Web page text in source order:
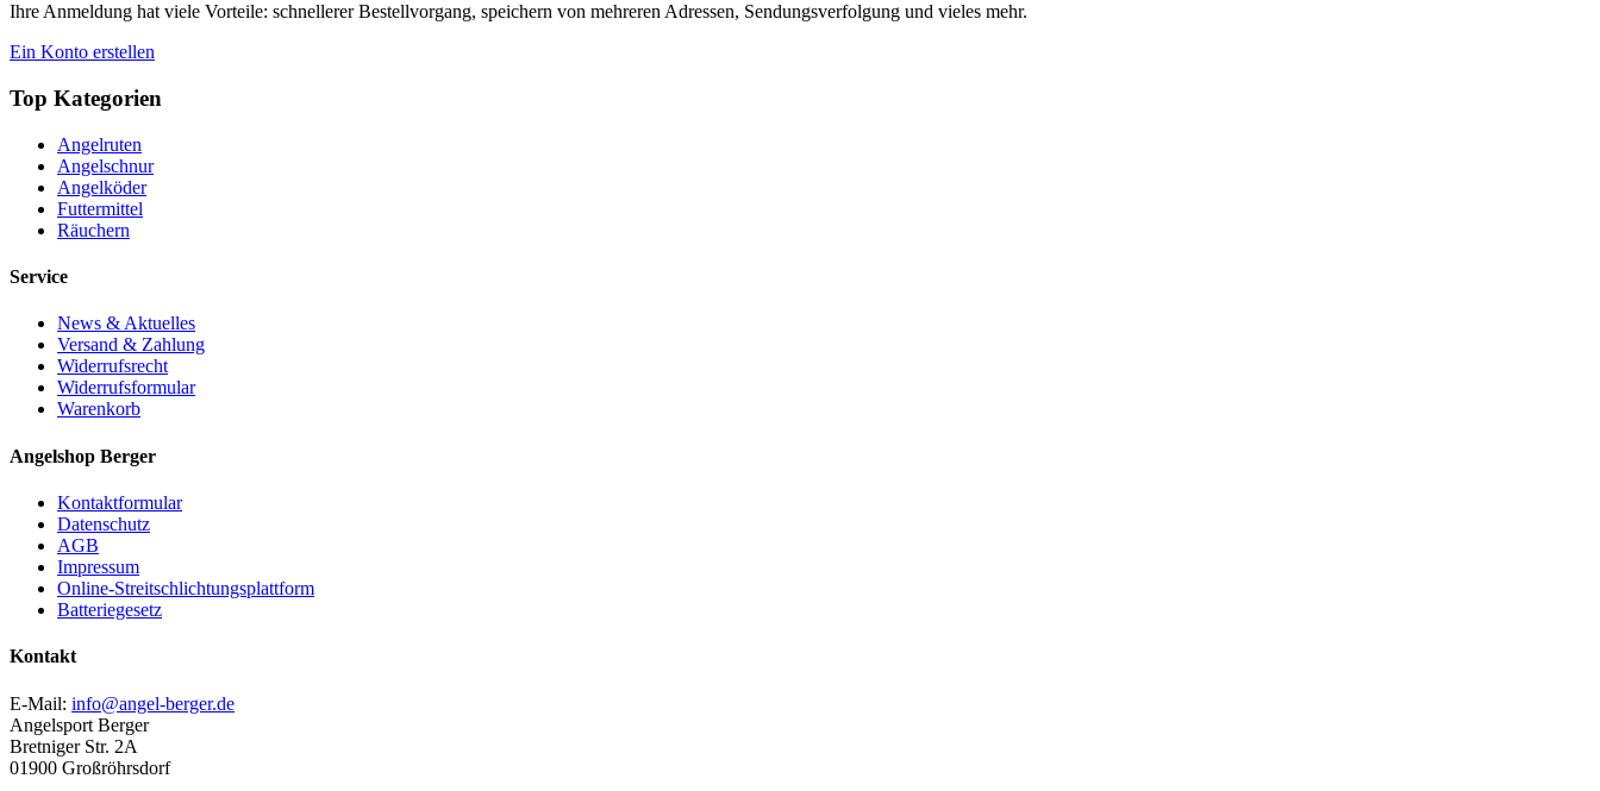
Ihre Anmeldung hat viele Vorteile: schnellerer Bestellvorgang, speichern von mehreren Adressen, Sendungsverfolgung und vieles mehr.
Ein Konto erstellen
Top Kategorien
Angelruten
Angelschnur
Angelköder
Futtermittel
Räuchern
Service
News & Aktuelles
Versand & Zahlung
Widerrufsrecht
Widerrufsformular
Warenkorb
Angelshop Berger
Kontaktformular
Datenschutz
AGB
Impressum
Online-Streitschlichtungsplattform
Batteriegesetz
Kontakt
E-Mail: info@angel-berger.de
Angelsport Berger
Bretniger Str. 2A
01900 Großröhrsdorf